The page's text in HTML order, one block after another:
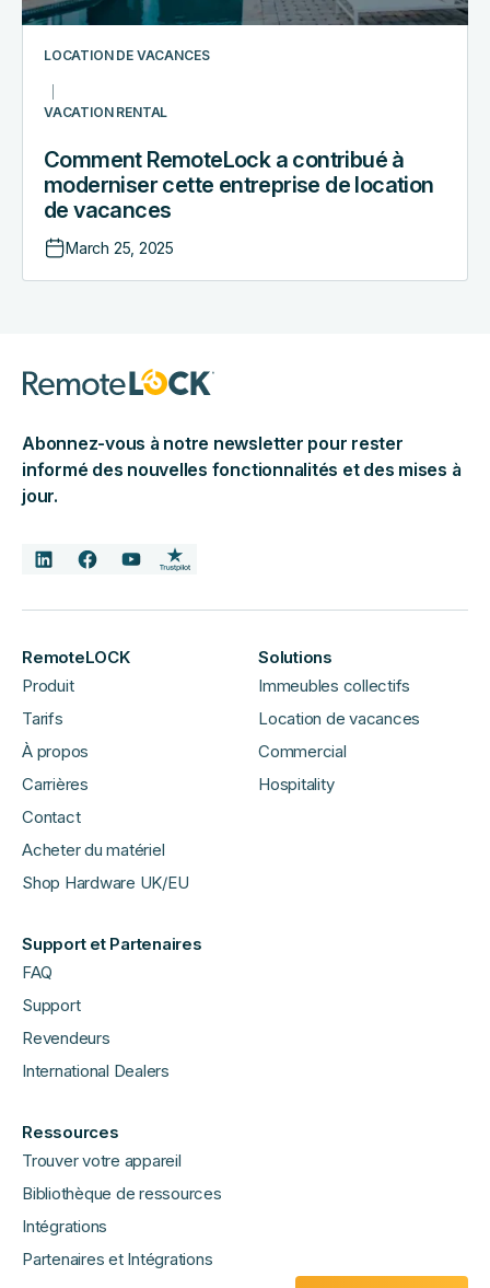
LOCATION DE VACANCES
VACATION RENTAL
Comment RemoteLock a contribué à
moderniser cette entreprise de location
de vacances
March 25, 2025
location
vacances
Abonnez-vous à notre newsletter pour rester
informé des nouvelles fonctionnalités et des mises à
jour.
RemoteLOCK
Produit
Tarifs
À propos
Carrières
Contact
Acheter du matériel
Shop Hardware UK/EU
Solutions
Immeubles collectifs
Location de vacances
Commercial
Hospitality
Support et Partenaires
FAQ
Support
Revendeurs
International Dealers
Ressources
Trouver votre appareil
Bibliothèque de ressources
Intégrations
Partenaires et Intégrations